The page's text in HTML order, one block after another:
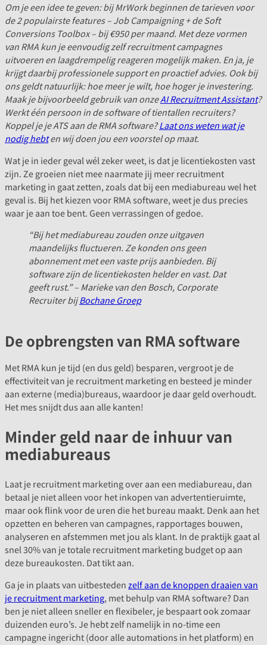
Om je een idee te geven: bij MrWork beginnen de tarieven voor
de 2 populairste features – Job Campaigning + de Soft
Conversions Toolbox – bij €950 per maand. Met deze vormen
van RMA kun je eenvoudig zelf recruitment campagnes
uitvoeren en laagdrempelig reageren mogelijk maken. En ja, je
krijgt daarbij professionele support en proactief advies. Ook bij
ons geldt natuurlijk: hoe meer je wilt, hoe hoger je investering.
Maak je bijvoorbeeld gebruik van onzeAI Recruitment Assistant?
Werkt één persoon in de software of tientallen recruiters?
Koppel je je ATS aan de RMA software?Laat ons weten wat je
nodig hebten wij doen jou een voorstel op maat.
Wat je in ieder geval wél zeker weet, is dat je licentiekosten vast
zijn. Ze groeien niet mee naarmate jij meer recruitment
marketing in gaat zetten, zoals dat bij een mediabureau wel het
geval is. Bij het kiezen voor RMA software, weet je dus precies
waar je aan toe bent. Geen verrassingen of gedoe.
“Bij het mediabureau zouden onze uitgaven
maandelijks fluctueren. Ze konden ons geen
abonnement met een vaste prijs aanbieden. Bij
software zijn de licentiekosten helder en vast. Dat
geeft rust.” – Marieke van den Bosch, Corporate
Recruiter bijBochane Groep
De opbrengsten van RMA software
Met RMA kun je tijd (en dus geld) besparen, vergroot je de
effectiviteit van je recruitment marketing en besteed je minder
aan externe (media)bureaus, waardoor je daar geld overhoudt.
Het mes snijdt dus aan alle kanten!
Minder geld naar de inhuur van
mediabureaus
Laat je recruitment marketing over aan een mediabureau, dan
betaal je niet alleen voor het inkopen van advertentieruimte,
maar ook flink voor de uren die het bureau maakt. Denk aan het
opzetten en beheren van campagnes, rapportages bouwen,
analyseren en afstemmen met jou als klant. In de praktijk gaat al
snel 30% van je totale recruitment marketing budget op aan
deze bureaukosten. Dat tikt aan.
Ga je in plaats van uitbesteden zelf aan de knoppen draaien van
je recruitment marketing, met behulp van RMA software? Dan
ben je niet alleen sneller en flexibeler, je bespaart ook zomaar
duizenden euro’s. Je hebt zelf namelijk in no-time een
campagne ingericht (door alle automations in het platform) en